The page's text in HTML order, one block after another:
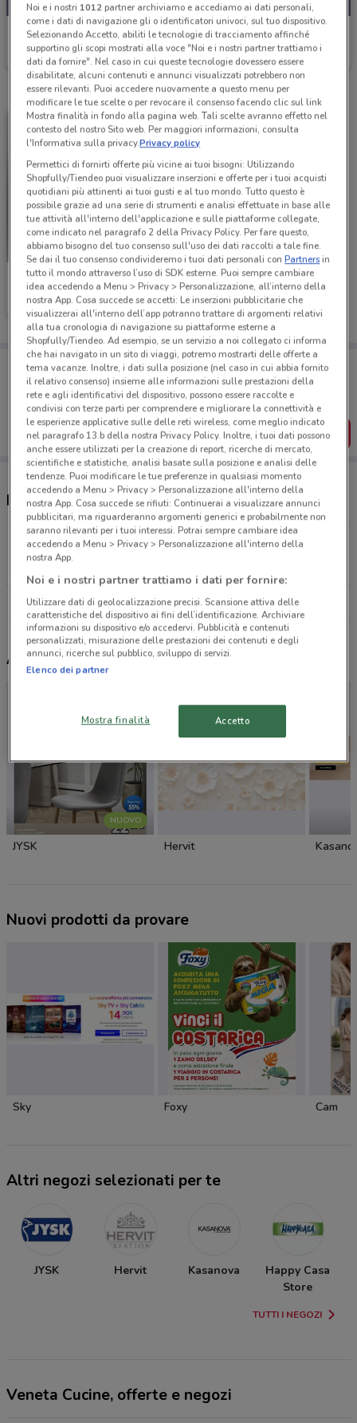
Veneta Cucine
Scade il 31/12
Veneta Cucine
Scade il 31/12 17.3 km
Porta DoveConviene sempre con te!
Puoi trovare le migliori offerte dei negozi vicino a te,
salvarle e creare la tua lista del risparmio, comodamente
dal tuo cellulare.
SCARICA L’APP
Negozi Veneta Cucine a Ragusa
VIA CARDUCCI, 164 Ragusa
17.3 km
Tutti i negozi Veneta Cucine
Altri volantini nelle vicinanze
NUOVO
JYSK Hervit
Nuovi prodotti da provare
Sky Foxy Cam
Altri negozi selezionati per te
JYSK Hervit Kasanova
Happy Casa
Store
TUTTI I NEGOZI
Veneta Cucine, offerte e negozi
Noi e i nostri 1012partner archiviamo e accediamo ai dati personali,
come i dati di navigazione gli o identificatori univoci, sul tuo dispositivo.
Selezionando Accetto, abiliti le tecnologie di tracciamento affinché
supportino gli scopi mostrati alla voce "Noi e i nostri partner trattiamo i
dati da fornire". Nel caso in cui queste tecnologie dovessero essere
disabilitate, alcuni contenuti e annunci visualizzati potrebbero non
essere rilevanti. Puoi accedere nuovamente a questo menu per
modificare le tue scelte o per revocare il consenso facendo clic sul link
Mostra finalità in fondo alla pagina web. Tali scelte avranno effetto nel
contesto del nostro Sito web. Per maggiori informazioni, consulta
l'Informativa sulla privacy.Privacy policy
Permettici di fornirti offerte più vicine ai tuoi bisogni: Utilizzando
Shopfully/Tiendeo puoi visualizzare inserzioni e offerte per i tuoi acquisti
quotidiani più attinenti ai tuoi gusti e al tuo mondo. Tutto questo è
possibile grazie ad una serie di strumenti e analisi effettuate in base alle
tue attività all'interno dell'applicazione e sulle piattaforme collegate,
come indicato nel paragrafo 2 della Privacy Policy. Per fare questo,
abbiamo bisogno del tuo consenso sull'uso dei dati raccolti a tale fine.
Se dai il tuo consenso condivideremo i tuoi dati personali conPartnersin
tutto il mondo attraverso l’uso di SDK esterne. Puoi sempre cambiare
idea accedendo a Menu > Privacy > Personalizzazione, all’interno della
nostra App. Cosa succede se accetti: Le inserzioni pubblicitarie che
visualizzerai all'interno dell’app potranno trattare di argomenti relativi
alla tua cronologia di navigazione su piattaforme esterne a
Shopfully/Tiendeo. Ad esempio, se un servizio a noi collegato ci informa
che hai navigato in un sito di viaggi, potremo mostrarti delle offerte a
tema vacanze. Inoltre, i dati sulla posizione (nel caso in cui abbia fornito
il relativo consenso) insieme alle informazioni sulle prestazioni della
rete e agli identificativi del dispositivo, possono essere raccolte e
condivisi con terze parti per comprendere e migliorare la connettività e
le esperienze applicative sulle delle reti wireless, come meglio indicato
nel paragrafo 13.b della nostra Privacy Policy. Inoltre, i tuoi dati possono
anche essere utilizzati per la creazione di report, ricerche di mercato,
scientifiche e statistiche, analisi basate sulla posizione e analisi delle
tendenze. Puoi modificare le tue preferenze in qualsiasi momento
accedendo a Menu > Privacy > Personalizzazione all'interno della
nostra App. Cosa succede se rifiuti: Continuerai a visualizzare annunci
pubblicitari, ma riguarderanno argomenti generici e probabilmente non
saranno rilevanti per i tuoi interessi. Potrai sempre cambiare idea
accedendo a Menu > Privacy > Personalizzazione all'interno della
nostra App.
Noi e i nostri partner trattiamo i dati per fornire:
Utilizzare dati di geolocalizzazione precisi. Scansione attiva delle
caratteristiche del dispositivo ai fini dell’identificazione. Archiviare
informazioni su dispositivo e/o accedervi. Pubblicità e contenuti
personalizzati, misurazione delle prestazioni dei contenuti e degli
annunci, ricerche sul pubblico, sviluppo di servizi.
Elenco dei partner
Mostra finalità Accetto